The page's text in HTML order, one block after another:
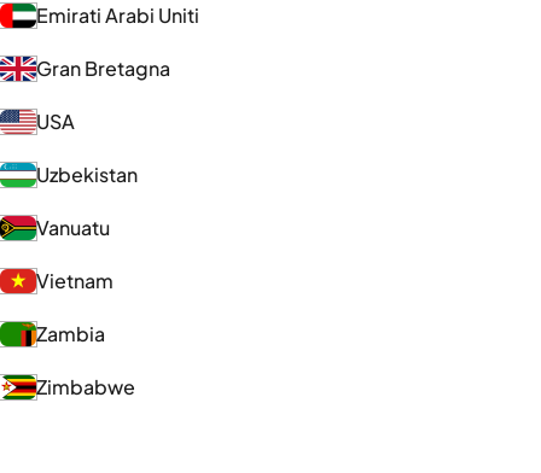
Emirati Arabi Uniti
Gran Bretagna
USA
Uzbekistan
Vanuatu
Vietnam
Zambia
Zimbabwe